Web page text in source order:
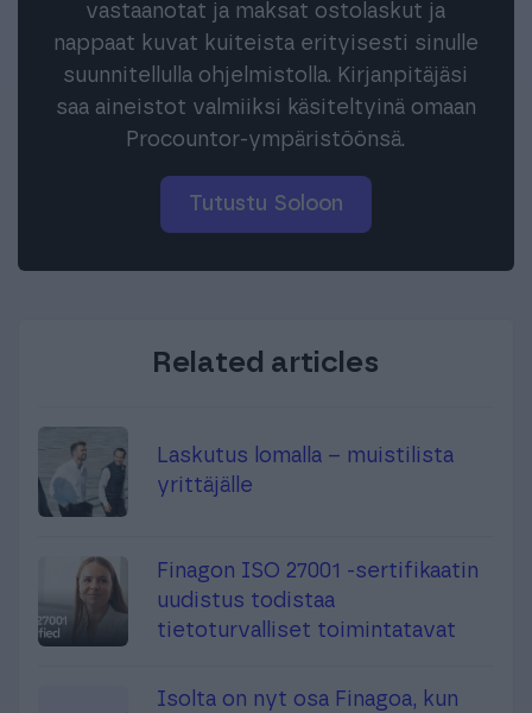
vastaanotat ja maksat ostolaskut ja
nappaat kuvat kuiteista erityisesti sinulle
suunnitellulla ohjelmistolla. Kirjanpitäjäsi
saa aineistot valmiiksi käsiteltyinä omaan
Procountor-ympäristöönsä.
Tutustu Soloon
Related articles
Laskutus lomalla – muistilista
yrittäjälle
Finagon ISO 27001 -sertifikaatin
uudistus todistaa
tietoturvalliset toimintatavat
Isolta on nyt osa Finagoa, kun